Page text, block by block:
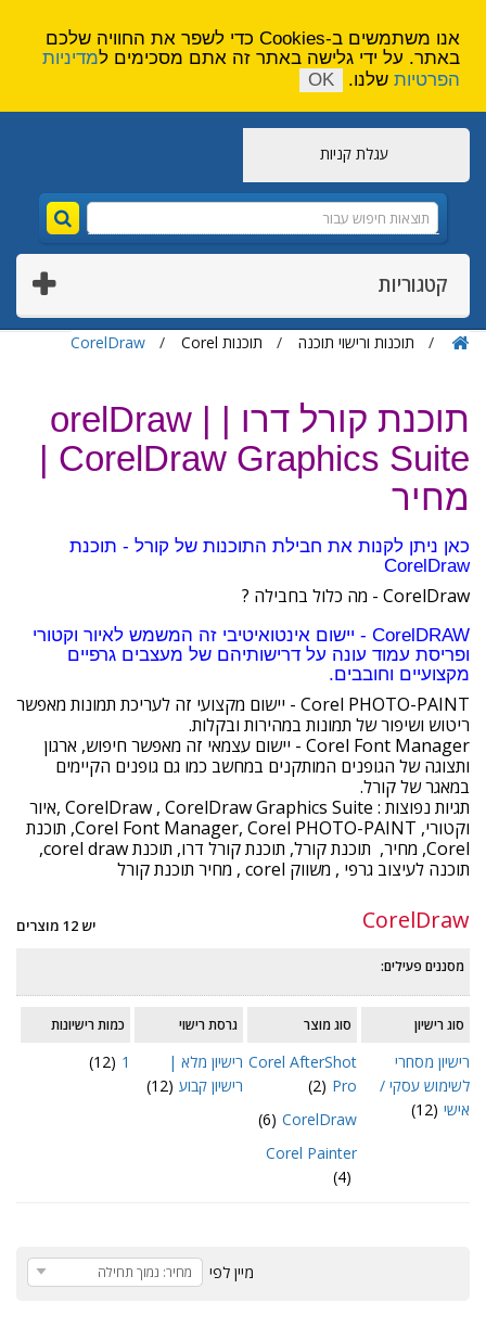
עגלת קניות
קטגוריות
תוכנות ורישוי תוכנה תוכנות Corel CorelDraw
תוכנת קורל דרו | orelDraw |
CorelDraw Graphics Suite |
מחיר
כאן ניתן לקנות את חבילת התוכנות של קורל - תוכנת
CorelDraw
CorelDraw - מה כלול בחבילה ?
CorelDRAW - יישום אינטואיטיבי זה המשמש לאיור וקטורי
ופריסת עמוד עונה על דרישותיהם של מעצבים גרפיים
מקצועיים וחובבים.
Corel PHOTO-PAINT - יישום מקצועי זה לעריכת תמונות מאפשר
ריטוש ושיפור של תמונות במהירות ובקלות.
Corel Font Manager - יישום עצמאי זה מאפשר חיפוש, ארגון
ותצוגה של הגופנים המותקנים במחשב כמו גם גופנים הקיימים
במאגר של קורל.
תגיות נפוצות : CorelDraw , CorelDraw Graphics Suite ,איור
וקטורי, Corel Font Manager, Corel PHOTO-PAINT, תוכנת
Corel, מחיר, תוכנת קורל, תוכנת קורל דרו, תוכנת corel draw,
תוכנה לעיצוב גרפי , משווק corel , מחיר תוכנת קורל
CorelDraw יש 12 מוצרים
מסננים פעילים:
סוג רישיון
רישיון מסחרי
לשימוש עסקי /
אישי (12)
סוג מוצר
Corel AfterShot
Pro
(2)
CorelDraw
(6)
Corel Painter
(4)
גרסת רישוי
רישיון מלא |
רישיון קבוע (12)
כמות רישיונות
1
(12)
מיין לפי מחיר: נמוך תחילה
אנו משתמשים ב-Cookies כדי לשפר את החוויה שלכם
באתר. על ידי גלישה באתר זה אתם מסכימים למדיניות
הפרטיות שלנו. OK